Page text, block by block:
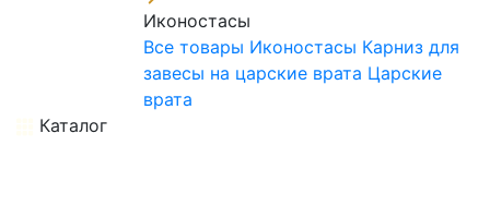
Иконостасы
Все товары Иконостасы Карниз для
завесы на царские врата Царские
врата
Каталог